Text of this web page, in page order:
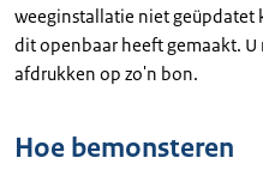
weeginstallatie niet geüpdatet
dit openbaar heeft gemaakt. U
afdrukken op zo'n bon.
Hoe bemonsteren